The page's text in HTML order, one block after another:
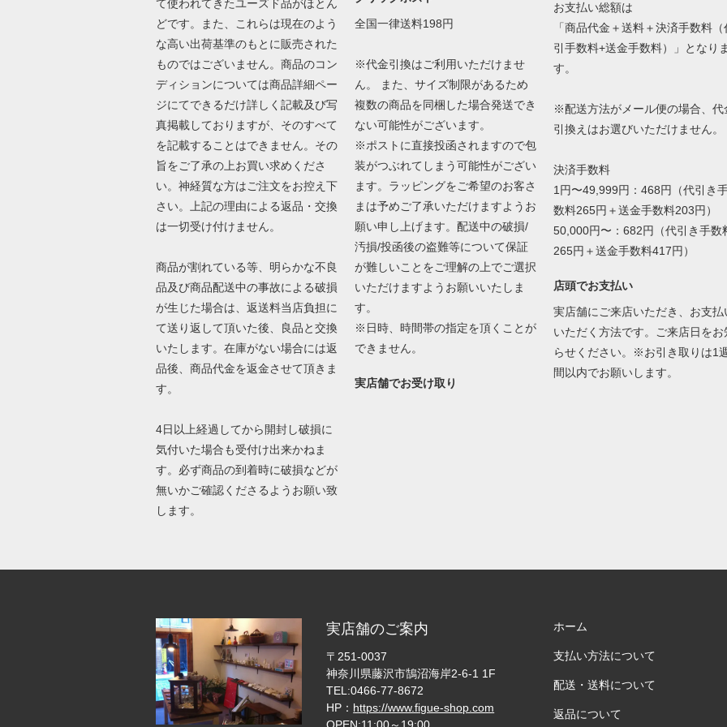
て使われてきたユーズド品がほとん
どです。また、これらは現在のよう
な高い出荷基準のもとに販売された
ものではございません。商品のコン
ディションについては商品詳細ペー
ジにてできるだけ詳しく記載及び写
真掲載しておりますが、そのすべて
を記載することはできません。その
旨をご了承の上お買い求めくださ
い。神経質な方はご注文をお控え下
さい。上記の理由による返品・交換
は一切受け付けません。
商品が割れている等、明らかな不良
品及び商品配送中の事故による破損
が生じた場合は、返送料当店負担に
て送り返して頂いた後、良品と交換
いたします。在庫がない場合には返
品後、商品代金を返金させて頂きま
す。
4日以上経過してから開封し破損に
気付いた場合も受付け出来かねま
す。必ず商品の到着時に破損などが
無いかご確認くださるようお願い致
します。
全国一律送料198円
※代金引換はご利用いただけませ
ん。 また、サイズ制限があるため
複数の商品を同梱した場合発送でき
ない可能性がございます。
※ポストに直接投函されますので包
装がつぶれてしまう可能性がござい
ます。ラッピングをご希望のお客さ
まは予めご了承いただけますようお
願い申し上げます。配送中の破損/
汚損/投函後の盗難等について保証
が難しいことをご理解の上でご選択
いただけますようお願いいたしま
す。
※日時、時間帯の指定を頂くことが
できません。
実店舗でお受け取り
お支払い総額は
「商品代金＋送料＋決済手数料（
引手数料+送金手数料）」となりま
す。
※配送方法がメール便の場合、代
引換えはお選びいただけません。
決済手数料
1円〜49,999円：468円（代引き
数料265円＋送金手数料203円）
50,000円〜：682円（代引き手数
265円＋送金手数料417円）
店頭でお支払い
実店舗にご来店いただき、お支払
いただく方法です。ご来店日をお
らせください。※お引き取りは1週
間以内でお願いします。
実店舗のご案内
〒251-0037
神奈川県藤沢市鵠沼海岸2-6-1 1F
TEL:0466-77-8672
HP： https://www.figue-shop.com
ホーム
支払い方法について
配送・送料について
返品について